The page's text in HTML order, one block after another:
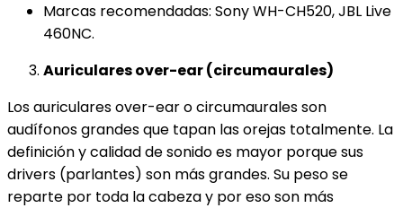
Marcas recomendadas: Sony WH-CH520, JBL Live
460NC.
Auriculares over-ear (circumaurales)
Los auriculares over-ear o circumaurales son
audífonos grandes que tapan las orejas totalmente. La
definición y calidad de sonido es mayor porque sus
drivers (parlantes) son más grandes. Su peso se
reparte por toda la cabeza y por eso son más